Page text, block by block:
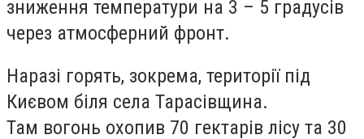
зниження температури на 3 – 5 градусів
через атмосферний фронт.
Наразі горять, зокрема, території під
Києвом біля села Тарасівщина.
Там вогонь охопив 70 гектарів лісу та 30